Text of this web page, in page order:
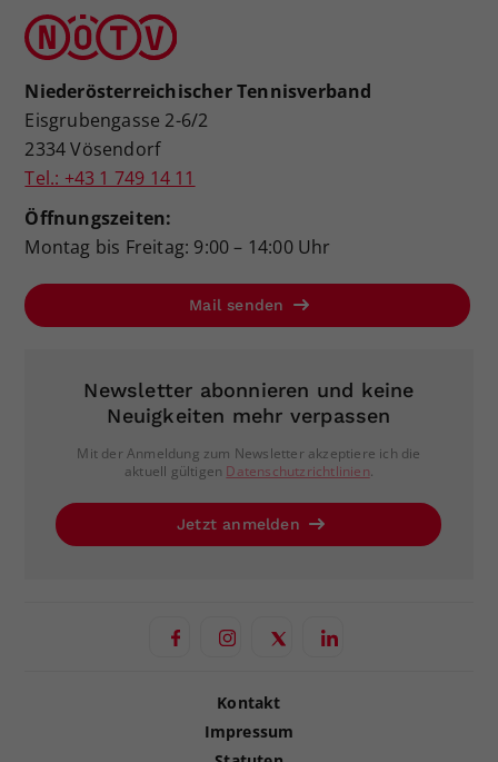
Niederösterreichischer Tennisverband
Eisgrubengasse 2-6/2
2334 Vösendorf
Tel.: +43 1 749 14 11
Öffnungszeiten:
Montag bis Freitag: 9:00 – 14:00 Uhr
Mail senden
Newsletter abonnieren und keine
Neuigkeiten mehr verpassen
Mit der Anmeldung zum Newsletter akzeptiere ich die
aktuell gültigen Datenschutzrichtlinien.
Jetzt anmelden
Kontakt
Impressum